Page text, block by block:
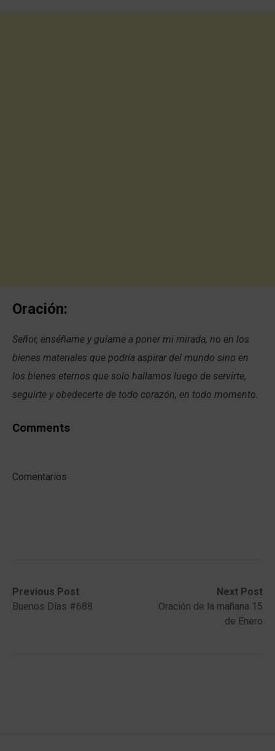
Oración:
Señor, enséñame y guíame a poner mi mirada, no en los
bienes materiales que podría aspirar del mundo sino en
los bienes eternos que solo hallamos luego de servirte,
seguirte y obedecerte de todo corazón, en todo momento.
Comments
Comentarios
Post
navigation
Previous Post
Previous
post:Buenos Días #688
Next Post
Next
post:
Oración de la mañana 15
de Enero